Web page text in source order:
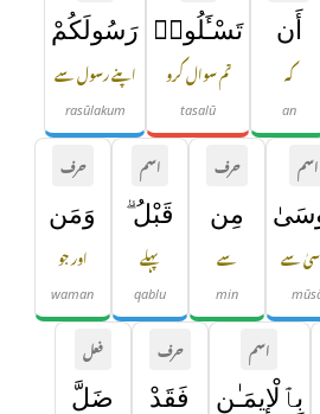
أَن
کہ
an
تَسْـَٔلُوا۟
تم سوال کرو
tasalū
رَسُولَكُمْ
اپنے رسول سے
rasūlakum
اسم
سے
حرف
مِن
سے
min
اسم
قَبْلُ ۗ
پہلے
qablu
حرف
وَمَن
اور جو
waman
اسم
بِٱلْإِيمَـٰنِ
حرف
فَقَدْ
فعل
ضَلَّ